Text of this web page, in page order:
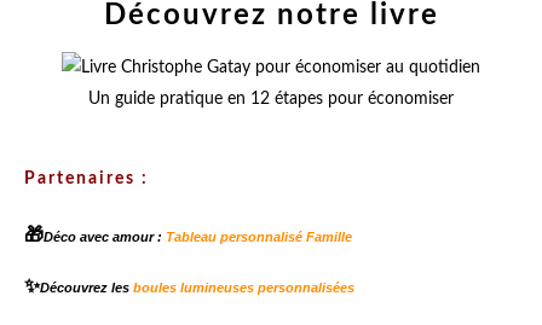
Découvrez notre livre
Un guide pratique en 12 étapes pour économiser
Partenaires :
🎁Déco avec amour : Tableau personnalisé Famille
✨Découvrez les boules lumineuses personnalisées